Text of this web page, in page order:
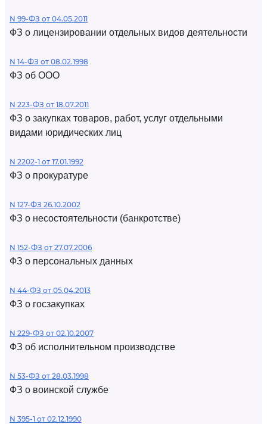
N 99-ФЗ от 04.05.2011
ФЗ о лицензировании отдельных видов деятельности
N 14-ФЗ от 08.02.1998
ФЗ об ООО
N 223-ФЗ от 18.07.2011
ФЗ о закупках товаров, работ, услуг отдельными
видами юридических лиц
N 2202-1 от 17.01.1992
ФЗ о прокуратуре
N 127-ФЗ 26.10.2002
ФЗ о несостоятельности (банкротстве)
N 152-ФЗ от 27.07.2006
ФЗ о персональных данных
N 44-ФЗ от 05.04.2013
ФЗ о госзакупках
N 229-ФЗ от 02.10.2007
ФЗ об исполнительном производстве
N 53-ФЗ от 28.03.1998
ФЗ о воинской службе
N 395-1 от 02.12.1990